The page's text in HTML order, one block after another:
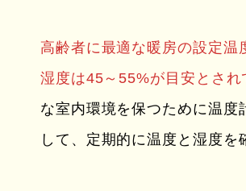
高齢者に最適な暖房の設定温
湿度は45～55%が目安とされ
な室内環境を保つために温度
して、定期的に温度と湿度を